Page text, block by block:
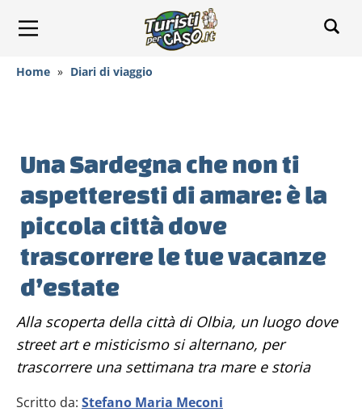
Home » Diari di viaggio
Una Sardegna che non ti
aspetteresti di amare: è la
piccola città dove
trascorrere le tue vacanze
d’estate
Alla scoperta della città di Olbia, un luogo dove
street art e misticismo si alternano, per
trascorrere una settimana tra mare e storia
Scritto da: Stefano Maria Meconi